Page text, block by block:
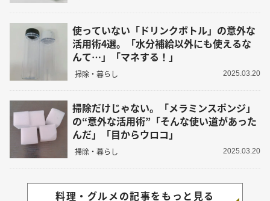
使っていない「ドリンクボトル」の意外な
活用術4選。「水分補給以外にも使えるな
んて…」「マネする！」
掃除・暮らし 2025.03.20
掃除だけじゃない。「メラミンスポンジ」
の“意外な活用術”「そんな使い道があった
んだ」「目からウロコ」
掃除・暮らし 2025.03.20
料理・グルメの記事をもっと見る